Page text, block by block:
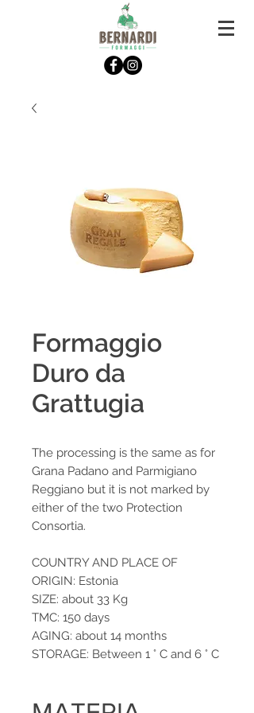
Formaggio
Duro da
Grattugia
The processing is the same as for
Grana Padano and Parmigiano
Reggiano but it is not marked by
either of the two Protection
Consortia.
COUNTRY AND PLACE OF
ORIGIN: Estonia
SIZE: about 33 Kg
TMC: 150 days
AGING: about 14 months
STORAGE: Between 1 ° C and 6 ° C